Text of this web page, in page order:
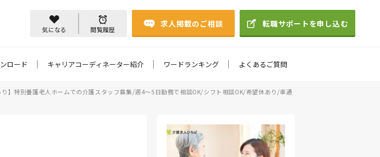
気になる 閲覧履歴
求人掲載のご相談 転職サポートを申し込む
ロード キャリアコーディネーター紹介 ワードランキング よくあるご質問
り】特別養護老人ホームでの介護スタッフ募集/週4～5日勤務で相談OK/シフト相談OK/希望休あり/車通